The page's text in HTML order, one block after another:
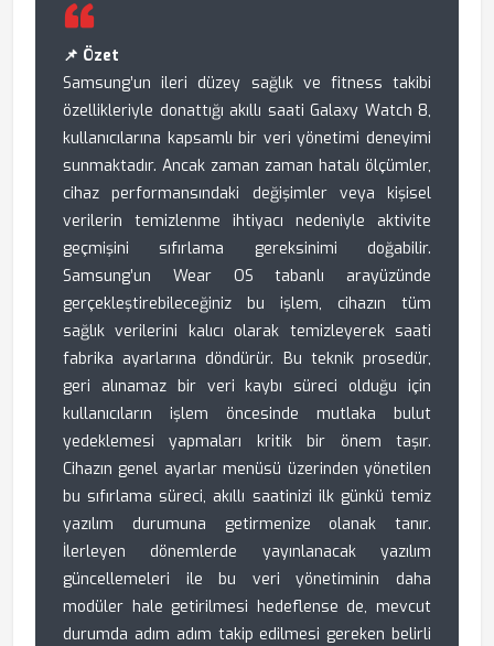
📌 Özet
Samsung’un ileri düzey sağlık ve fitness takibi
özellikleriyle donattığı akıllı saati Galaxy Watch 8,
kullanıcılarına kapsamlı bir veri yönetimi deneyimi
sunmaktadır. Ancak zaman zaman hatalı ölçümler,
cihaz performansındaki değişimler veya kişisel
verilerin temizlenme ihtiyacı nedeniyle aktivite
geçmişini sıfırlama gereksinimi doğabilir.
Samsung’un Wear OS tabanlı arayüzünde
gerçekleştirebileceğiniz bu işlem, cihazın tüm
sağlık verilerini kalıcı olarak temizleyerek saati
fabrika ayarlarına döndürür. Bu teknik prosedür,
geri alınamaz bir veri kaybı süreci olduğu için
kullanıcıların işlem öncesinde mutlaka bulut
yedeklemesi yapmaları kritik bir önem taşır.
Cihazın genel ayarlar menüsü üzerinden yönetilen
bu sıfırlama süreci, akıllı saatinizi ilk günkü temiz
yazılım durumuna getirmenize olanak tanır.
İlerleyen dönemlerde yayınlanacak yazılım
güncellemeleri ile bu veri yönetiminin daha
modüler hale getirilmesi hedeflense de, mevcut
durumda adım adım takip edilmesi gereken belirli